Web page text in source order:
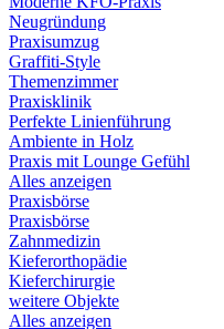
Neugründung
Praxisumzug
Graffiti-Style
Themenzimmer
Praxisklinik
Perfekte Linienführung
Ambiente in Holz
Praxis mit Lounge Gefühl
Alles anzeigen
Praxisbörse
Praxisbörse
Zahnmedizin
Kieferorthopädie
Kieferchirurgie
weitere Objekte
Alles anzeigen